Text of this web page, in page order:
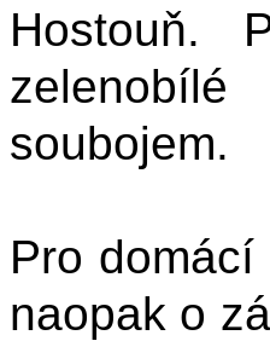
Hostouň.
soubojem.
Pro
naopak o